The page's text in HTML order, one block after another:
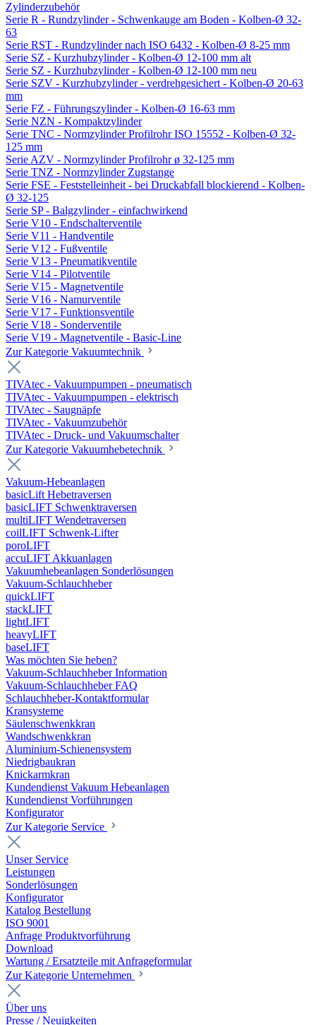
Zylinderzubehör
Serie R - Rundzylinder - Schwenkauge am Boden - Kolben-Ø 32-
63
Serie RST - Rundzylinder nach ISO 6432 - Kolben-Ø 8-25 mm
Serie SZ - Kurzhubzylinder - Kolben-Ø 12-100 mm alt
Serie SZ - Kurzhubzylinder - Kolben-Ø 12-100 mm neu
Serie SZV - Kurzhubzylinder - verdrehgesichert - Kolben-Ø 20-63
mm
Serie FZ - Führungszylinder - Kolben-Ø 16-63 mm
Serie NZN - Kompaktzylinder
Serie TNC - Normzylinder Profilrohr ISO 15552 - Kolben-Ø 32-
125 mm
Serie AZV - Normzylinder Profilrohr ø 32-125 mm
Serie TNZ - Normzylinder Zugstange
Serie FSE - Feststelleinheit - bei Druckabfall blockierend - Kolben-
Ø 32-125
Serie SP - Balgzylinder - einfachwirkend
Serie V10 - Endschalterventile
Serie V11 - Handventile
Serie V12 - Fußventile
Serie V13 - Pneumatikventile
Serie V14 - Pilotventile
Serie V15 - Magnetventile
Serie V16 - Namurventile
Serie V17 - Funktionsventile
Serie V18 - Sonderventile
Serie V19 - Magnetventile - Basic-Line
Zur Kategorie Vakuumtechnik
TIVAtec - Vakuumpumpen - pneumatisch
TIVAtec - Vakuumpumpen - elektrisch
TIVAtec - Saugnäpfe
TIVAtec - Vakuumzubehör
TIVAtec - Druck- und Vakuumschalter
Zur Kategorie Vakuumhebetechnik
Vakuum-Hebeanlagen
basicLift Hebetraversen
basicLIFT Schwenktraversen
multiLIFT Wendetraversen
coilLIFT Schwenk-Lifter
poroLIFT
accuLIFT Akkuanlagen
Vakuumhebeanlagen Sonderlösungen
Vakuum-Schlauchheber
quickLIFT
stackLIFT
lightLIFT
heavyLIFT
baseLIFT
Was möchten Sie heben?
Vakuum-Schlauchheber Information
Vakuum-Schlauchheber FAQ
Schlauchheber-Kontaktformular
Kransysteme
Säulenschwenkkran
Wandschwenkkran
Aluminium-Schienensystem
Niedrigbaukran
Knickarmkran
Kundendienst Vakuum Hebeanlagen
Kundendienst Vorführungen
Konfigurator
Zur Kategorie Service
Unser Service
Leistungen
Sonderlösungen
Konfigurator
Katalog Bestellung
ISO 9001
Anfrage Produktvorführung
Download
Wartung / Ersatzteile mit Anfrageformular
Zur Kategorie Unternehmen
Über uns
Presse / Neuigkeiten